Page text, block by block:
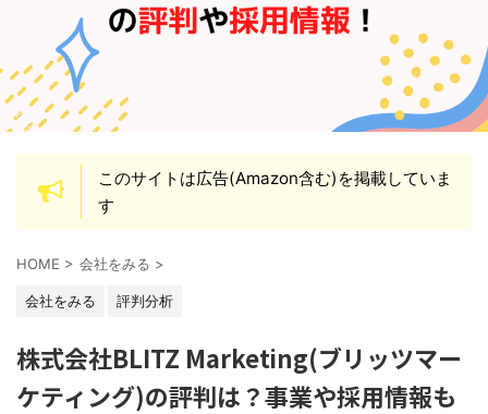
このサイトは広告(Amazon含む)を掲載していま
す
HOME > 会社をみる >
会社をみる 評判分析
株式会社BLITZ Marketing(ブリッツマー
ケティング)の評判は？事業や採用情報も